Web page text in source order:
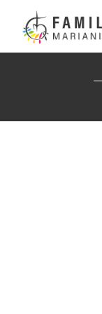
contenido